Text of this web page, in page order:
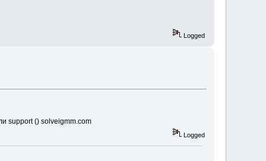
Logged
support () solveigmm.com
Logged